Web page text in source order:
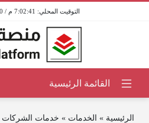
7:02:41 م / 10 أغسطس 2026
الرئيسية » الخدمات » خدمات الشركات